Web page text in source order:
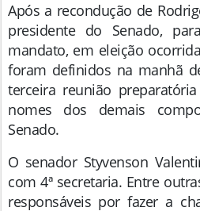
Após a recondução de
presidente do Senado,
mandato, em eleição
foram definidos na manhã
terceira reunião
nomes dos demais
Senado.
O senador Styvenson
com 4ª secretaria. Entre
responsáveis por fazer a